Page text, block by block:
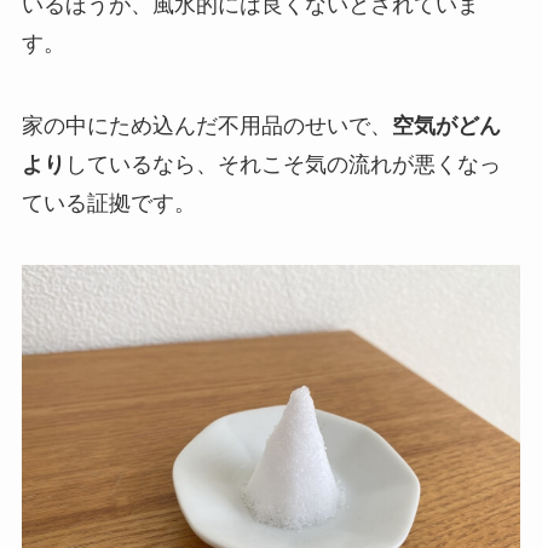
す。
家の中にため込んだ不用品のせいで、 空気がどん
より しているなら、それこそ気の流れが悪くなっ
ている証拠です。